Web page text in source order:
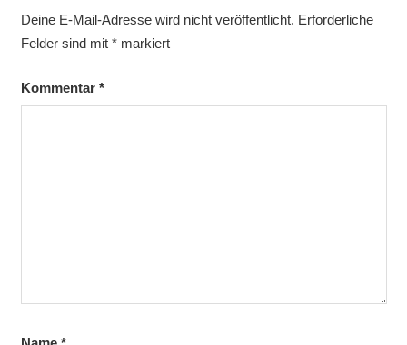
Deine E-Mail-Adresse wird nicht veröffentlicht. Erforderliche
Felder sind mit *markiert
Kommentar *